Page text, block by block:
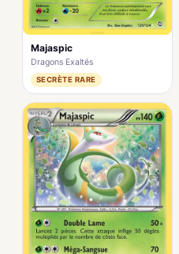
Majaspic
Dragons Exaltés
SECRÈTE RARE